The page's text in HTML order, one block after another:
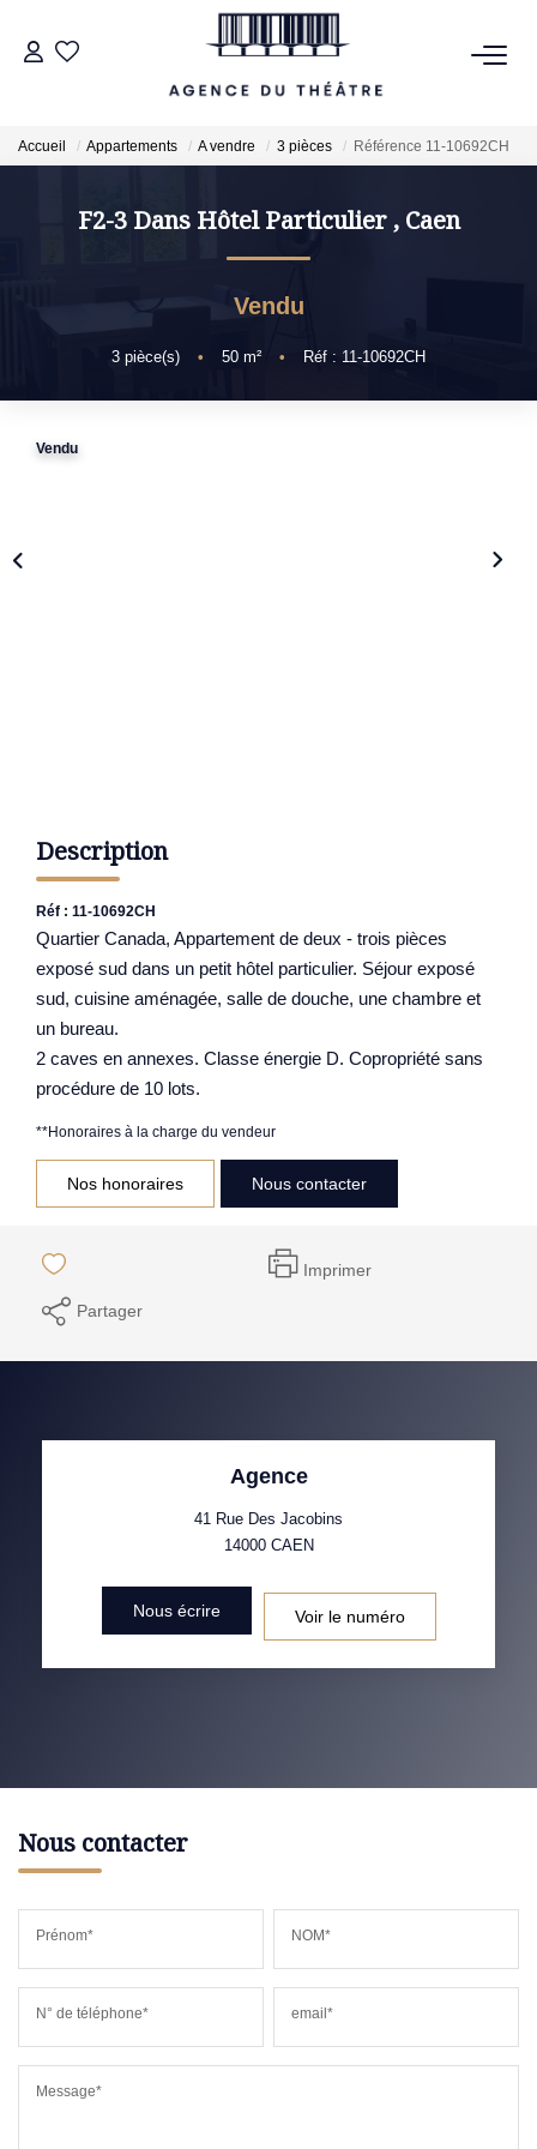
ESTIMATION
NOUS CONTACTER
Accueil Appartements A vendre 3 pièces Référence 11-10692CH
F2-3 Dans Hôtel Particulier , Caen
Vendu
3 pièce(s) • 50 m² • Réf : 11-10692CH
Vendu
Description
Réf : 11-10692CH
Quartier Canada, Appartement de deux - trois pièces
exposé sud dans un petit hôtel particulier. Séjour exposé
sud, cuisine aménagée, salle de douche, une chambre et
un bureau.
2 caves en annexes. Classe énergie D. Copropriété sans
procédure de 10 lots.
**Honoraires à la charge du vendeur
Nos honoraires Nous contacter
Imprimer
Partager
Agence
41 Rue Des Jacobins
14000 CAEN
Nous écrire Voir le numéro
Nous contacter
Prénom* NOM*
N° de téléphone* email*
Message*